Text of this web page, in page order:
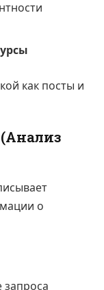
как посты и
о
запроса